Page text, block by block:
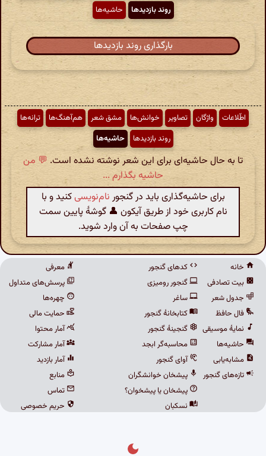
روند بازدیدها
حاشیه‌ها
بارگذاری روند بازدیدها
اطّلاعات واژگان تصاویر خوانش‌ها مشق شعر هم‌آهنگ‌ها
ترانه‌ها
روند بازدیدها
حاشیه‌ها
تا به حال حاشیه‌ای برای این شعر نوشته نشده است. 💬 من
حاشیه بگذارم ...
برای حاشیه‌گذاری باید در گنجور نام‌نویسیکنید و با
نام کاربری خود از طریق آیکون 👤 گوشهٔ پایین سمت
چپ صفحات به آن وارد شوید.
خانه
بیت تصادفی
جدول شعر
فال حافظ
نمایهٔ موسیقی
حاشیه‌ها
مشابه‌یابی
تازه‌های گنجور
کدهای گنجور
گنجور رومیزی
ساغر
کتابخانهٔ گنجور
گنجینهٔ گنجور
محاسبه‌گر ابجد
آوای گنجور
پیشخان خوانشگران
پیشخان یا پیشخوان؟
نسکبان
معرفی
پرسش‌های متداول
چهره‌ها
حمایت مالی
آمار محتوا
آمار مشارکت
آمار بازدید
منابع
تماس
حریم خصوصی